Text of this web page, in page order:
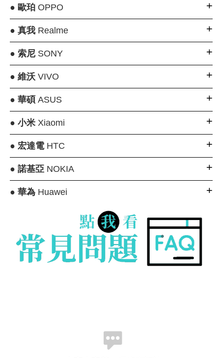
● 歐珀OPPO
● 真我Realme
● 索尼SONY
● 維沃VIVO
● 華碩 ASUS
● 小米Xiaomi
● 宏達電HTC
● 諾基亞NOKIA
● 華為Huawei